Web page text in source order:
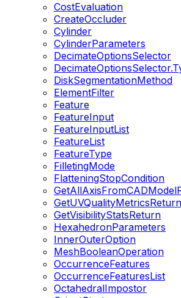
CostEvaluation
CreateOccluder
Cylinder
CylinderParameters
DecimateOptionsSelector
DiskSegmentationMethod
ElementFilter
Feature
FeatureInput
FeatureInputList
FeatureList
FeatureType
FilletingMode
FlatteningStopCondition
GetUVQualityMetricsReturn
GetVisibilityStatsReturn
HexahedronParameters
InnerOuterOption
MeshBooleanOperation
OccurrenceFeatures
OccurrenceFeaturesList
OctahedralImpostor